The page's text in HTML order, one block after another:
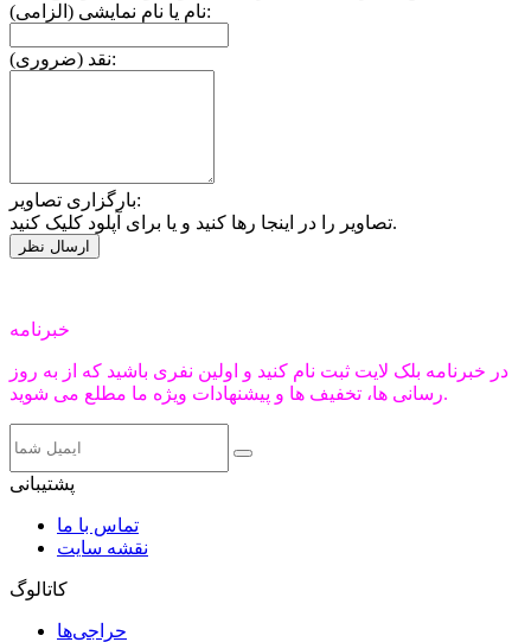
نام یا نام نمایشی (الزامی):
نقد (ضروری):
بارگزاری تصاویر:
تصاویر را در اینجا رها کنید و یا برای آپلود کلیک کنید.
خبرنامه
در خبرنامه بلک لایت ثبت نام کنید و اولین نفری باشید که از به روز
رسانی ها، تخفیف ها و پیشنهادات ویژه ما مطلع می شوید.
پشتیبانی
تماس با ما
نقشه سایت
کاتالوگ
حراجی‌ها